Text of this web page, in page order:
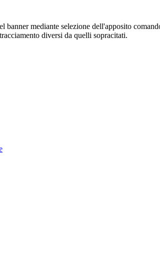
mediante selezione dell'apposito
diversi da quelli sopracitati.